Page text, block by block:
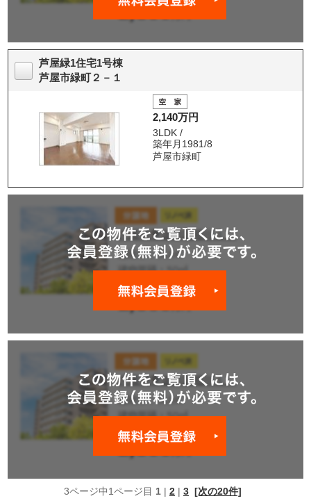
芦屋緑1住宅1号棟
芦屋市緑町２－１
2,140万円
3LDK /
築年月1981/8
芦屋市緑町
3ページ中1ページ目 1 | 2 | 3 [次の20件]